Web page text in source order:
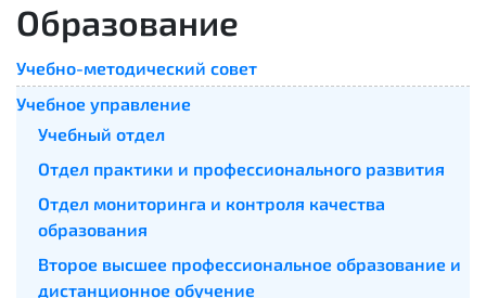
Образование
Учебно-методический совет
Учебное управление
Учебный отдел
Отдел практики и профессионального развития
Отдел мониторинга и контроля качества
образования
Второе высшее профессиональное образование и
дистанционное обучение